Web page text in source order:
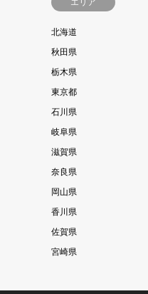
エリア
北海道
秋田県
栃木県
東京都
石川県
岐阜県
滋賀県
奈良県
岡山県
香川県
佐賀県
宮崎県